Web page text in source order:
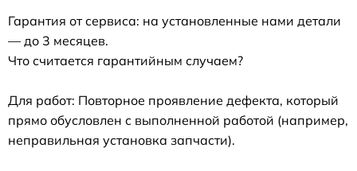
Гарантия от сервиса: на установленные нами детали
— до 3 месяцев.
Что считается гарантийным случаем?
Для работ: Повторное проявление дефекта, который
прямо обусловлен с выполненной работой (например,
неправильная установка запчасти).